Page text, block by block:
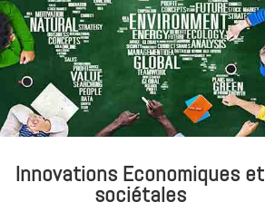
Innovations Economiques et
sociétales